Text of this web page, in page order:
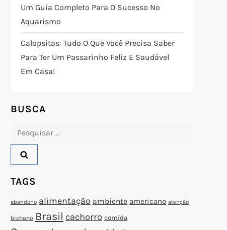
Um Guia Completo Para O Sucesso No
Aquarismo
Calopsitas: Tudo O Que Você Precisa Saber
Para Ter Um Passarinho Feliz E Saudável
Em Casa!
BUSCA
Pesquisar
TAGS
abandono alimentação ambiente americano atenção
bichano Brasil cachorro comida